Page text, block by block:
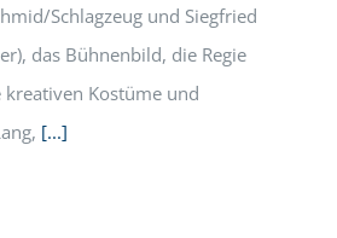
Schlagzeug und Siegfried
das Bühnenbild, die Regie
kreativen Kostüme und
[...]